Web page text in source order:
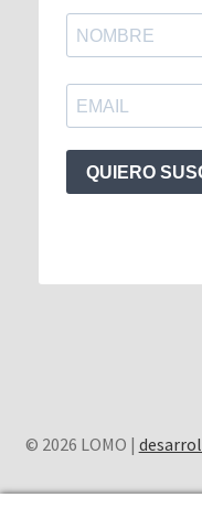
QUIERO
© 2026 LOMO |